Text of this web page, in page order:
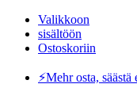
Valikkoon
sisältöön
Ostoskoriin
⚡️Mehr osta,